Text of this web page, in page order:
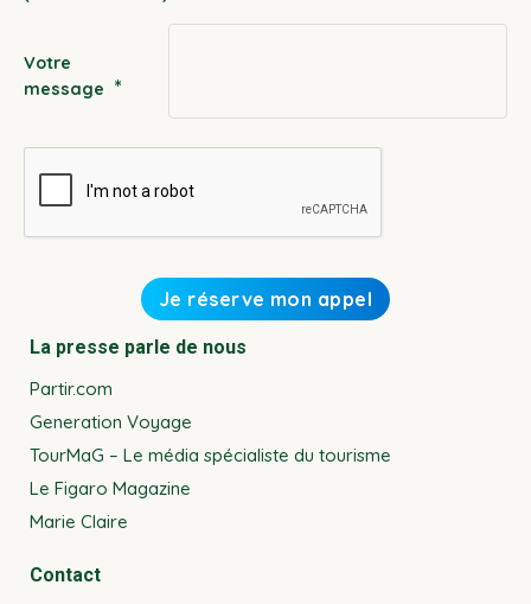
Votre
message *
La presse parle de nous
Partir.com
Generation Voyage
TourMaG – Le média spécialiste du tourisme
Le Figaro Magazine
Marie Claire
Contact